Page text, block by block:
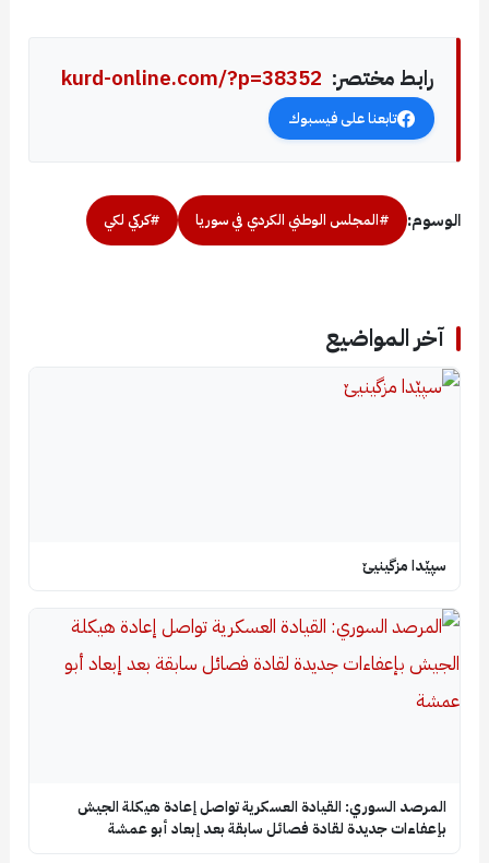
رابط مختصر: kurd-online.com/?p=38352
تابعنا على فيسبوك
الوسوم: #المجلس الوطني الكردي في سوريا #كركي لكي
آخر المواضيع
سپێدا مزگینیێ
المرصد السوري: القيادة العسكرية تواصل إعادة هيكلة الجيش
بإعفاءات جديدة لقادة فصائل سابقة بعد إبعاد أبو عمشة